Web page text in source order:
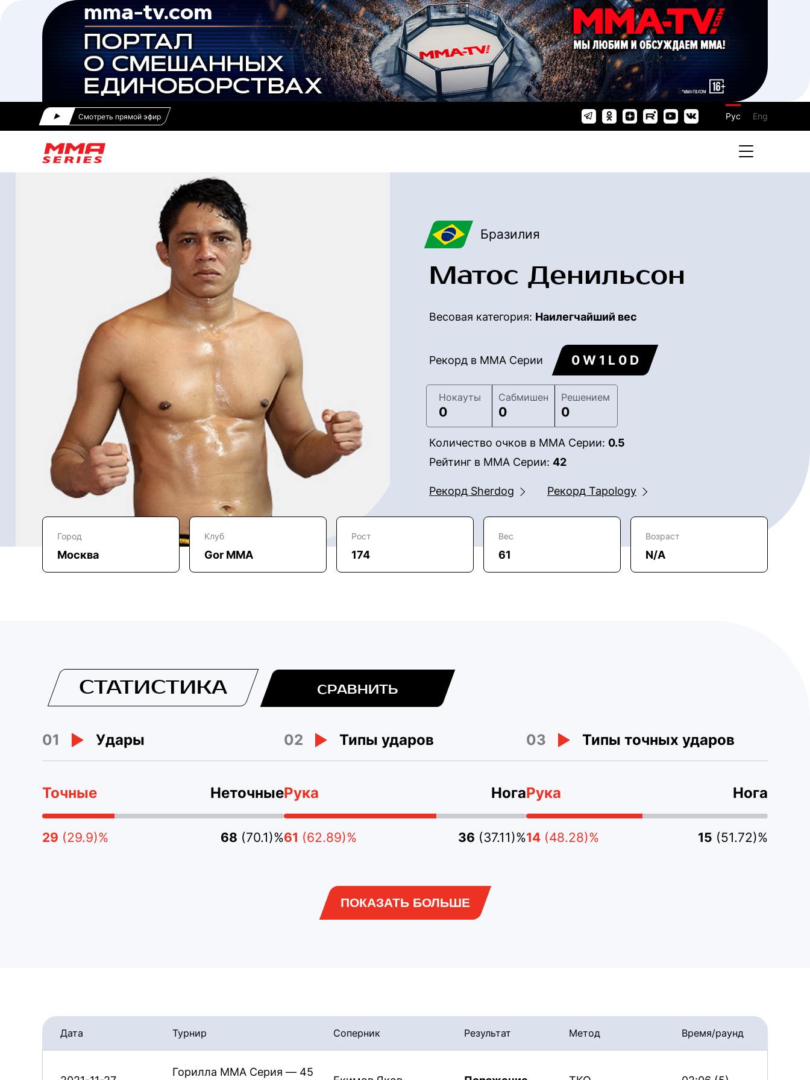
Смотреть прямой эфир Рус Eng
Бразилия
Матос Денильсон
Весовая категория: Наилегчайший вес
Рекорд в ММА Серии 0 W 1 L 0 D
Нокауты
0
Сабмишен
0
Решением
0
Количество очков в ММА Серии: 0.5
Рейтинг в ММА Серии: 42
Рекорд Sherdog Рекорд Tapology
Город
Москва
Клуб
Gor MMA
Рост
174
Вес
61
Возраст
N/A
СТАТИСТИКА СРАВНИТЬ
01 Удары
Точные Неточные
29 (29.9)% 68 (70.1)%
02 Типы ударов
Рука Нога
61 (62.89)% 36 (37.11)%
03 Типы точных ударов
Рука Нога
14 (48.28)% 15 (51.72)%
ПОКАЗАТЬ БОЛЬШЕ
Дата Турнир Соперник Результат Метод Время/раунд
Горилла ММА Серия — 45